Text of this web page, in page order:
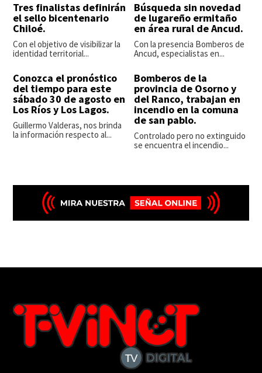
Tres finalistas definirán
el sello bicentenario
Chiloé.
Con el objetivo de visibilizar la
identidad territorial...
Búsqueda sin novedad
de lugareño ermitaño
en área rural de Ancud.
Con la presencia Bomberos de
Ancud, especialistas en...
Conozca el pronóstico
del tiempo para este
sábado 30 de agosto en
Los Ríos y Los Lagos.
Guillermo Valderas, nos brinda
la información respecto al...
Bomberos de la
provincia de Osorno y
del Ranco, trabajan en
incendio en la comuna
de san pablo.
Controlado pero no extinguido
se encuentra el incendio...